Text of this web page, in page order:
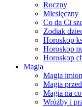
Roczny
Miesięczny
Co da Ci
Zodiak
Horoskop
Horoskop
Horoskop
Magia
Magia imion
Magia
Magia na
Wróżby i